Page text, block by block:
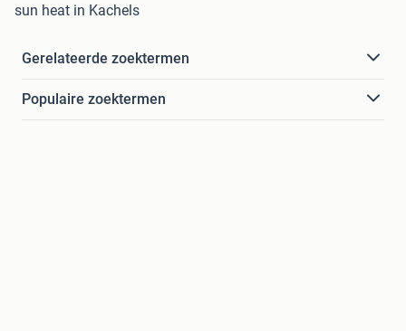
sun heat in Kachels
Gerelateerde zoektermen
Populaire zoektermen